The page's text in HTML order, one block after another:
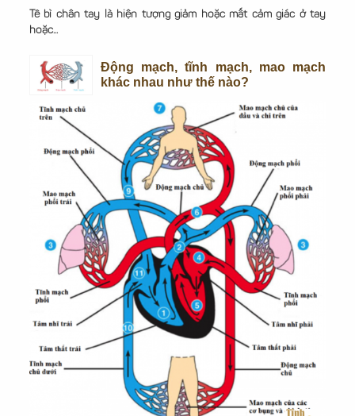
Tê bì chân tay là hiện tượng giảm hoặc mất cảm giác ở tay
hoặc...
Động mạch, tĩnh mạch, mao mạch
khác nhau như thế nào?